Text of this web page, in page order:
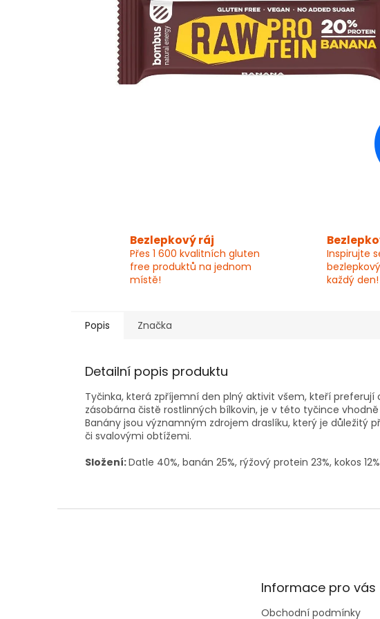
Bezlepkový ráj
Přes 1 600 kvalitních gluten
free produktů na jednom
místě!
Inspirujte
každý den!
Popis Značka
Detailní popis produktu
Tyčinka, která zpříjemní den plný aktivit všem, kteří
zásobárna čistě rostlinných bílkovin, je v této tyčince
Banány jsou významným zdrojem draslíku, který je důležitý
či svalovými obtížemi.
Složení:Datle 40%, banán 25%, rýžový protein 23%, kokos
Informace pro vás
Obchodní podmínky